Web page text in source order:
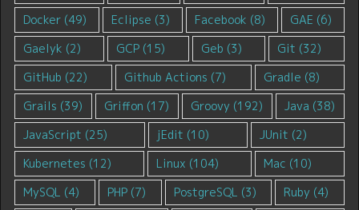
Docker (49) Eclipse (3) Facebook (8) GAE (6)
Gaelyk (2) GCP (15) Geb (3) Git (32)
GitHub (22) Github Actions (7) Gradle (8)
Grails (39) Griffon (17) Groovy (192) Java (38)
JavaScript (25) jEdit (10) JUnit (2)
Kubernetes (12) Linux (104) Mac (10)
MySQL (4) PHP(7) PostgreSQL (3) Ruby (4)